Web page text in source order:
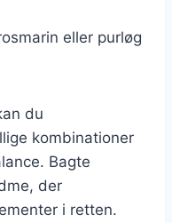
eller purløg
du
kombinationer
Bagte
der
i retten.